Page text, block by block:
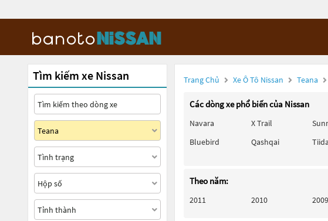
Tìm kiếm xe Nissan Trang Chủ Xe Ô Tô Nissan Teana
Các dòng xe phổ biến của Nissan
Navara X Trail
Bluebird
Qashqai Tiida
Theo năm:
2011 2010 2009